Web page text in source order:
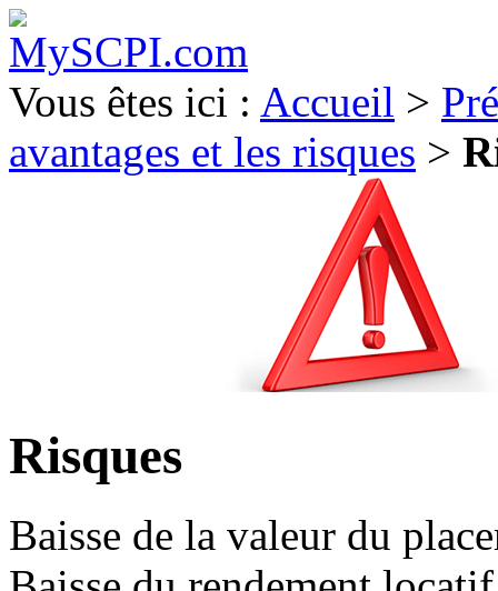
Vous êtes ici : Accueil >
avantages et les risques >
Risques
Baisse de la valeur du